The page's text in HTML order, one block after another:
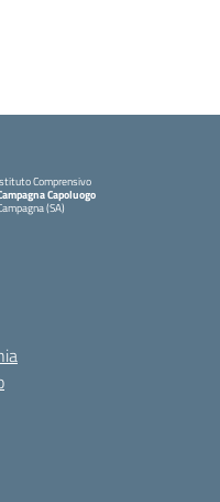
Comprensivo
Capoluogo
(SA)